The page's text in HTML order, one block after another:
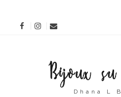
Dhana L